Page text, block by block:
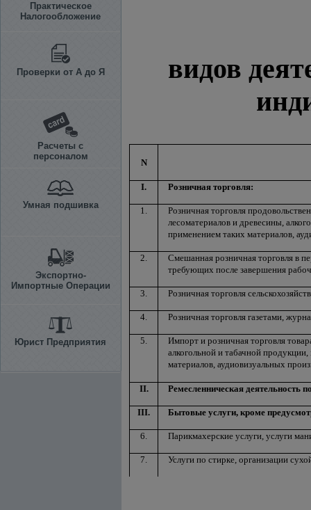
Практическое
Налогообложение
Проверки от А до Я
Расчеты с
персоналом
Умная подшивка
Экспортно-
Импортные Операции
Юрист Предприятия
видов
N
I. Розничная торговля:
1.
Розничная торговля
лесоматериалов и древесины,
применением таких материалов,
2.
Смешанная розничная торговля в
требующих после завершения
3. Розничная торговля
4. Розничная торговля газетами,
5.
Импорт и розничная торговля
алкогольной и табачной
материалов, аудиовизуальных
II. Ремесленническая деятельность
III. Бытовые услуги, кроме
6. Парикмахерские услуги, услуги
7. Услуги по стирке, организации